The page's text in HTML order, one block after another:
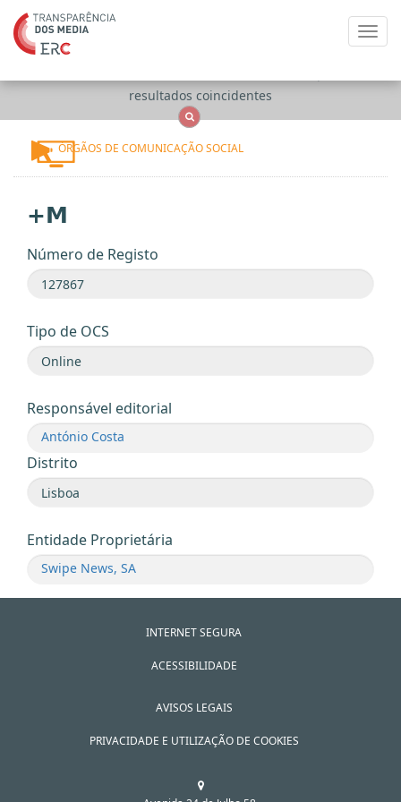
resultados coincidentes
ÓRGÃOS DE COMUNICAÇÃO SOCIAL
+M
Número de Registo
Tipo de OCS
Responsável editorial
António Costa
Distrito
Entidade Proprietária
Swipe News, SA
INTERNET SEGURA
ACESSIBILIDADE
AVISOS LEGAIS
PRIVACIDADE E UTILIZAÇÃO DE COOKIES